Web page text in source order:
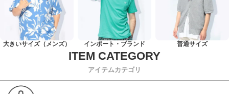
大きいサイズ（メンズ） インポート・ブランド 普通サイズ
アイテムカテゴリ